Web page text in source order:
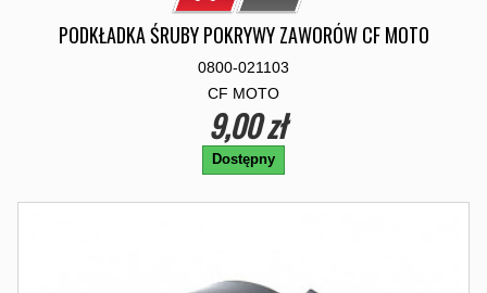
PODKŁADKA ŚRUBY POKRYWY ZAWORÓW CF MOTO
0800-021103
CF MOTO
9,00 zł
Dostępny